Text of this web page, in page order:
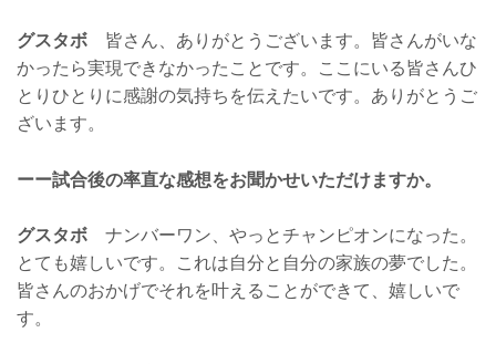
グスタボ 皆さん、ありがとうございます。皆さんがいな
かったら実現できなかったことです。ここにいる皆さんひ
とりひとりに感謝の気持ちを伝えたいです。ありがとうご
ざいます。
ーー試合後の率直な感想をお聞かせいただけますか。
グスタボ ナンバーワン、やっとチャンピオンになった。
とても嬉しいです。これは自分と自分の家族の夢でした。
皆さんのおかげでそれを叶えることができて、嬉しいで
す。